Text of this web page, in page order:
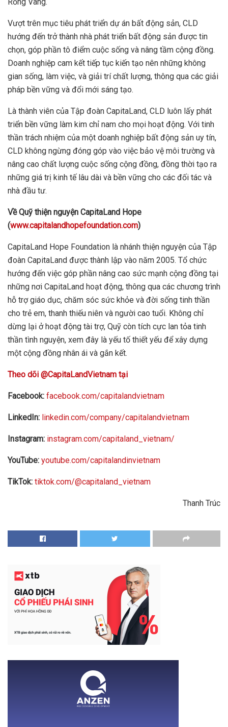
Vượt trên mục tiêu phát triển dự án bất động sản, CLD
hướng đến trở thành nhà phát triển bất động sản được tin
chọn, góp phần tô điểm cuộc sống và nâng tầm cộng đồng.
Doanh nghiệp cam kết tiếp tục kiến tạo nên những không
gian sống, làm việc, và giải trí chất lượng, thông qua các giải
pháp bền vững và đổi mới sáng tạo.
Là thành viên của Tập đoàn CapitaLand, CLD luôn lấy phát
triển bền vững làm kim chỉ nam cho mọi hoạt động. Với tinh
thần trách nhiệm của một doanh nghiệp bất động sản uy tín,
CLD không ngừng đóng góp vào việc bảo vệ môi trường và
nâng cao chất lượng cuộc sống cộng đồng, đồng thời tạo ra
những giá trị kinh tế lâu dài và bền vững cho các đối tác và
nhà đầu tư.
Về Quỹ thiện nguyện CapitaLand Hope
(www.capitalandhopefoundation.com)
CapitaLand Hope Foundation là nhánh thiện nguyện của Tập
đoàn CapitaLand được thành lập vào năm 2005. Tổ chức
hướng đến việc góp phần nâng cao sức mạnh cộng đồng tại
những nơi CapitaLand hoạt động, thông qua các chương trình
hỗ trợ giáo dục, chăm sóc sức khỏe và đời sống tinh thần
cho trẻ em, thanh thiếu niên và người cao tuổi. Không chỉ
dừng lại ở hoạt động tài trợ, Quỹ còn tích cực lan tỏa tinh
thần tình nguyện, xem đây là yếu tố thiết yếu để xây dựng
một cộng đồng nhân ái và gắn kết.
Theo dõi @CapitaLandVietnam tại
Facebook: facebook.com/capitalandvietnam
LinkedIn: linkedin.com/company/capitalandvietnam
Instagram: instagram.com/capitaland_vietnam/
YouTube: youtube.com/capitalandinvietnam
TikTok: tiktok.com/@capitaland_vietnam
Thanh Trúc